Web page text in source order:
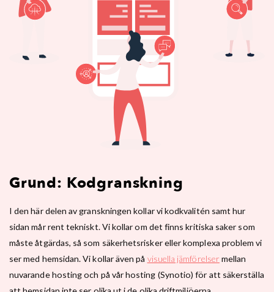
Grund: Kodgranskning
I den här delen av granskningen kollar vi kodkvalitén samt hur
sidan mår rent tekniskt. Vi kollar om det finns kritiska saker som
måste åtgärdas, så som säkerhetsrisker eller komplexa problem vi
ser med hemsidan. Vi kollar även på visuella jämförelsermellan
nuvarande hosting och på vår hosting (Synotio) för att säkerställa